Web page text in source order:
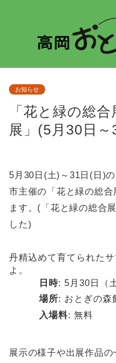
お知らせ
「花と緑の総
展」(5月30日～
5月30日(土)～31日(日)
市主催の「花と緑の総
ます。(「花と緑の総合
した)
丹精込めて育てられた
よ。
日時: 5月30日（
場所: おとぎの森
入場料: 無料
展示の様子や出展作品